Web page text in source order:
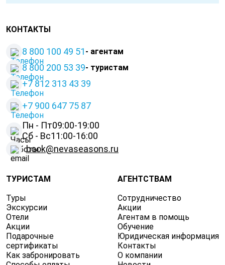
КОНТАКТЫ
8 800 100 49 51 - агентам
8 800 200 53 39- туристам
+7 812 313 43 39
+7 900 647 75 87
Пн - Пт09:00-19:00
Сб - Вс11:00-16:00
book@nevaseasons.ru
ТУРИСТАМ
Туры
Экскурсии
Отели
Акции
Подарочные
сертификаты
Как забронировать
АГЕНТСТВАМ
Сотрудничество
Акции
Агентам в помощь
Обучение
Юридическая информация
Контакты
О компании